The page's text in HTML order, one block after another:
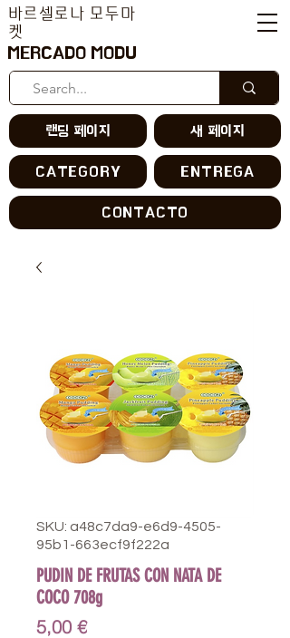
MERCADO MODU
바르셀로나 모두마
켓
랜딩 페이지 새 페이지
CATEGORY ENTREGA
CONTACTO
SKU: a48c7da9-e6d9-4505-
95b1-663ecf9f222a
PUDIN DE FRUTAS CON NATA DE
COCO 708g
5,00 €Precio